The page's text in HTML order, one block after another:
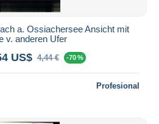
a. Ossiachersee Ansicht mit
v. anderen Ufer
US$ 4,44 € -70 %
Profesional